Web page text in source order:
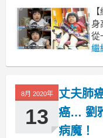
身
從
必
繼
8月 2020年
13
丈夫肺
癌… 劉
病魔！